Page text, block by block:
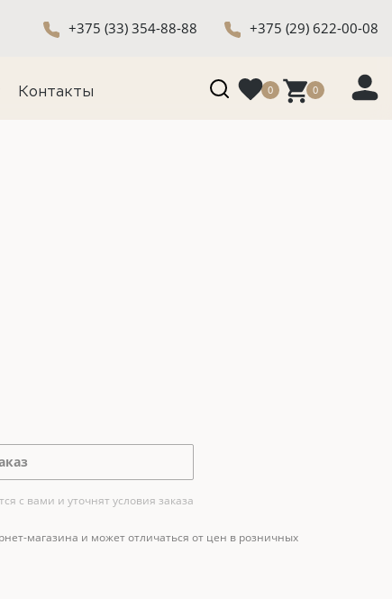
+375 (33) 354-88-88 +375 (29) 622-00-08
Контакты 0 0
с вами и уточнят условия заказа
магазина и может отличаться от цен в розничных